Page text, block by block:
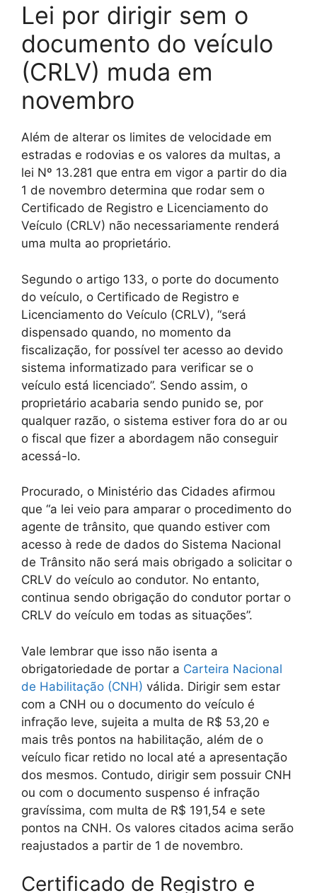
Lei por dirigir sem o
documento do veículo
(CRLV) muda em
novembro
Além de alterar os limites de velocidade em
estradas e rodovias e os valores da multas, a
lei Nº 13.281 que entra em vigor a partir do dia
1 de novembro determina que rodar sem o
Certificado de Registro e Licenciamento do
Veículo (CRLV) não necessariamente renderá
uma multa ao proprietário.
Segundo o artigo 133, o porte do documento
do veículo, o Certificado de Registro e
Licenciamento do Veículo (CRLV), “será
dispensado quando, no momento da
fiscalização, for possível ter acesso ao devido
sistema informatizado para verificar se o
veículo está licenciado”. Sendo assim, o
proprietário acabaria sendo punido se, por
qualquer razão, o sistema estiver fora do ar ou
o fiscal que fizer a abordagem não conseguir
acessá-lo.
Procurado, o Ministério das Cidades afirmou
que “a lei veio para amparar o procedimento do
agente de trânsito, que quando estiver com
acesso à rede de dados do Sistema Nacional
de Trânsito não será mais obrigado a solicitar o
CRLV do veículo ao condutor. No entanto,
continua sendo obrigação do condutor portar o
CRLV do veículo em todas as situações”.
Vale lembrar que isso não isenta a
obrigatoriedade de portar a Carteira Nacional
de Habilitação (CNH) válida. Dirigir sem estar
com a CNH ou o documento do veículo é
infração leve, sujeita a multa de R$ 53,20 e
mais três pontos na habilitação, além de o
veículo ficar retido no local até a apresentação
dos mesmos. Contudo, dirigir sem possuir CNH
ou com o documento suspenso é infração
gravíssima, com multa de R$ 191,54 e sete
pontos na CNH. Os valores citados acima serão
reajustados a partir de 1 de novembro.
Certificado de Registro e